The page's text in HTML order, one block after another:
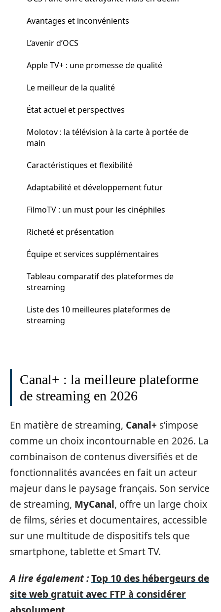
Avantages et inconvénients
L’avenir d’OCS
Apple TV+ : une promesse de qualité
Le meilleur de la qualité
État actuel et perspectives
Molotov : la télévision à la carte à portée de
main
Caractéristiques et flexibilité
Adaptabilité et développement futur
FilmoTV : un must pour les cinéphiles
Richeté et présentation
Équipe et services supplémentaires
Tableau comparatif des plateformes de
streaming
Liste des 10 meilleures plateformes de
streaming
Canal+ : la meilleure plateforme
de streaming en 2026
En matière de streaming, Canal+ s’impose
comme un choix incontournable en 2026. La
combinaison de contenus diversifiés et de
fonctionnalités avancées en fait un acteur
majeur dans le paysage français. Son service
de streaming, MyCanal, offre un large choix
de films, séries et documentaires, accessible
sur une multitude de dispositifs tels que
smartphone, tablette et Smart TV.
A lire également :Top 10 des hébergeurs de
site web gratuit avec FTP à considérer